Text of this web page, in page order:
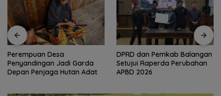
Perempuan Desa
Penyandingan Jadi Garda
Depan Penjaga Hutan Adat
DPRD dan Pemkab Balangan
Setujui Raperda Perubahan
APBD 2026